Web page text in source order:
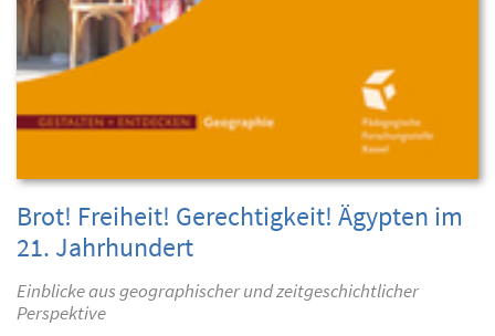
Brot! Freiheit! Gerechtigkeit! Ägypten im
21. Jahrhundert
Einblicke aus geographischer und zeitgeschichtlicher
Perspektive